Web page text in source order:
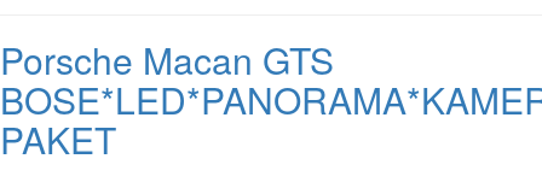
Porsche Macan GTS
PAKET